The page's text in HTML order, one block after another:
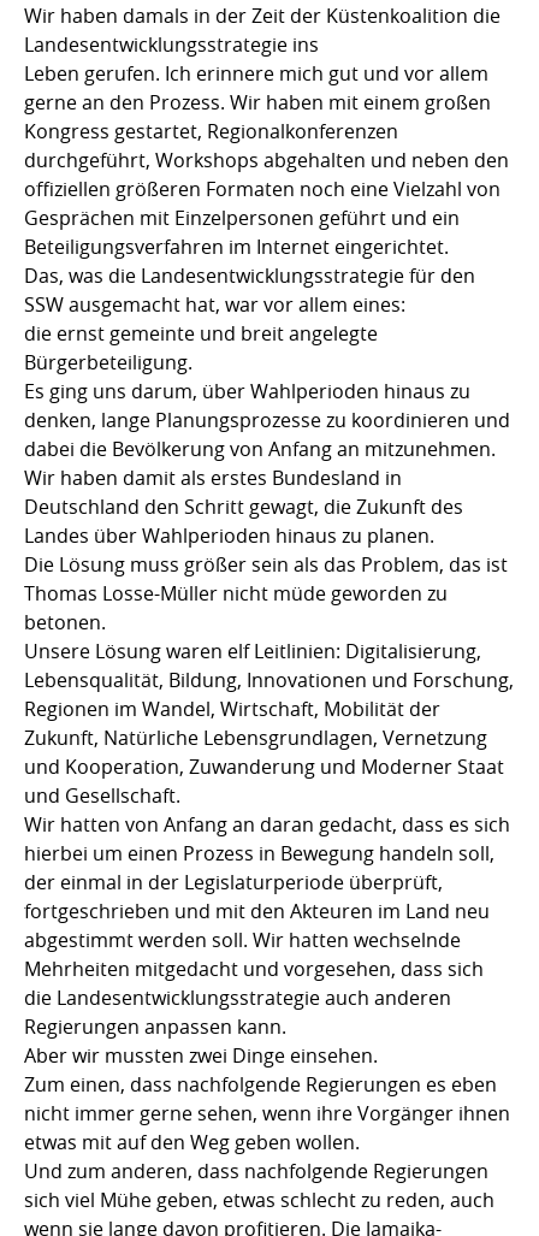
Wir haben damals in der Zeit der Küstenkoalition die
Landesentwicklungsstrategie ins
Leben gerufen. Ich erinnere mich gut und vor allem
gerne an den Prozess. Wir haben mit einem großen
Kongress gestartet, Regionalkonferenzen
durchgeführt, Workshops abgehalten und neben den
offiziellen größeren Formaten noch eine Vielzahl von
Gesprächen mit Einzelpersonen geführt und ein
Beteiligungsverfahren im Internet eingerichtet.
Das, was die Landesentwicklungsstrategie für den
SSW ausgemacht hat, war vor allem eines:
die ernst gemeinte und breit angelegte
Bürgerbeteiligung.
Es ging uns darum, über Wahlperioden hinaus zu
denken, lange Planungsprozesse zu koordinieren und
dabei die Bevölkerung von Anfang an mitzunehmen.
Wir haben damit als erstes Bundesland in
Deutschland den Schritt gewagt, die Zukunft des
Landes über Wahlperioden hinaus zu planen.
Die Lösung muss größer sein als das Problem, das ist
Thomas Losse-Müller nicht müde geworden zu
betonen.
Unsere Lösung waren elf Leitlinien: Digitalisierung,
Lebensqualität, Bildung, Innovationen und Forschung,
Regionen im Wandel, Wirtschaft, Mobilität der
Zukunft, Natürliche Lebensgrundlagen, Vernetzung
und Kooperation, Zuwanderung und Moderner Staat
und Gesellschaft.
Wir hatten von Anfang an daran gedacht, dass es sich
hierbei um einen Prozess in Bewegung handeln soll,
der einmal in der Legislaturperiode überprüft,
fortgeschrieben und mit den Akteuren im Land neu
abgestimmt werden soll. Wir hatten wechselnde
Mehrheiten mitgedacht und vorgesehen, dass sich
die Landesentwicklungsstrategie auch anderen
Regierungen anpassen kann.
Aber wir mussten zwei Dinge einsehen.
Zum einen, dass nachfolgende Regierungen es eben
nicht immer gerne sehen, wenn ihre Vorgänger ihnen
etwas mit auf den Weg geben wollen.
Und zum anderen, dass nachfolgende Regierungen
sich viel Mühe geben, etwas schlecht zu reden, auch
wenn sie lange davon profitieren. Die Jamaika-